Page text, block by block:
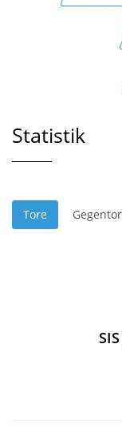
Statistik
Tore